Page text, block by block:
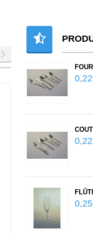
DE TABLE
DE TABLE